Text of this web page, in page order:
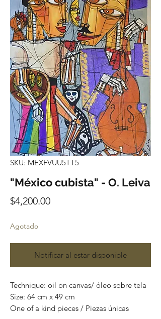
SKU: MEXFVUU5TT5
"México cubista" - O. Leiva
$4,200.00Precio
Agotado
Notificar al estar disponible
Technique: oil on canvas/ óleo sobre tela
Size: 64 cm x 49 cm
One of a kind pieces / Piezas únicas